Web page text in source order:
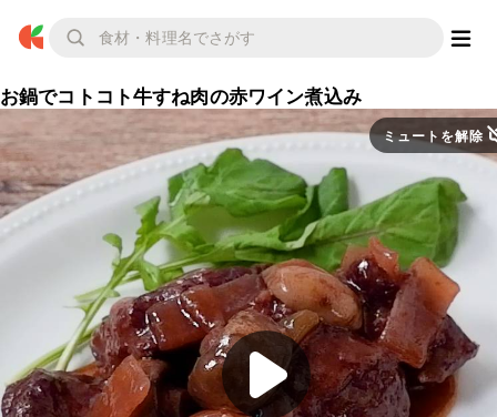
お鍋でコトコト牛すね肉の赤ワイン煮込み
ミュートを解除